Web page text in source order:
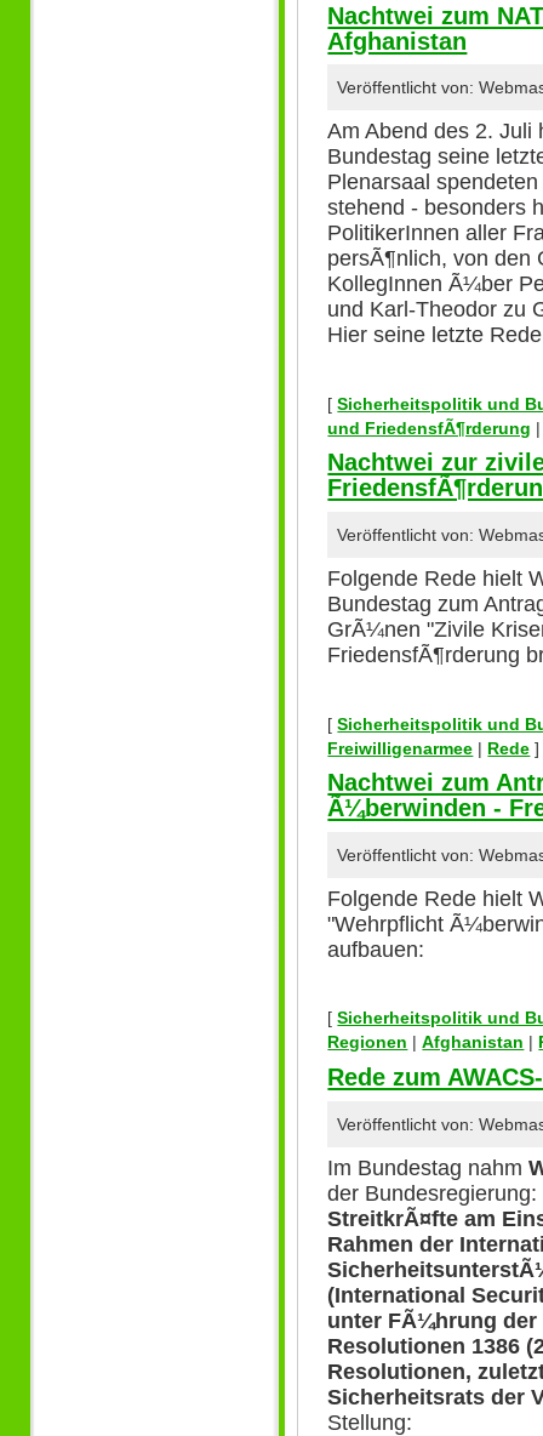
Nachtwei zum
Afghanistan
Veröffentlicht von:
Am Abend des 2. Juli
Bundestag seine
Plenarsaal
stehend - besonders
PolitikerInnen aller
persÃ¶nlich, von
KollegInnen Ã¼ber
und Karl-Theodor zu
Hier seine letzte
[Sicherheitspolitik und
und FriedensfÃ¶rderung
Nachtwei zur
Veröffentlicht von:
Folgende Rede hielt
Bundestag zum
GrÃ¼nen "Zivile
FriedensfÃ¶rderung
[Sicherheitspolitik und
Freiwilligenarmee | Rede ]
Nachtwei zum
Ã¼berwinden -
Veröffentlicht von:
Folgende Rede hielt
"Wehrpflicht
aufbauen:
[Sicherheitspolitik und
Regionen |Afghanistan |
Rede zum
Veröffentlicht von:
Im Bundestag nahm
der Bundesregierung:
StreitkrÃ¤fte am
Rahmen der
(International
unter FÃ¼hrung der
Resolutionen 1386
Resolutionen,
Sicherheitsrats der
Stellung: